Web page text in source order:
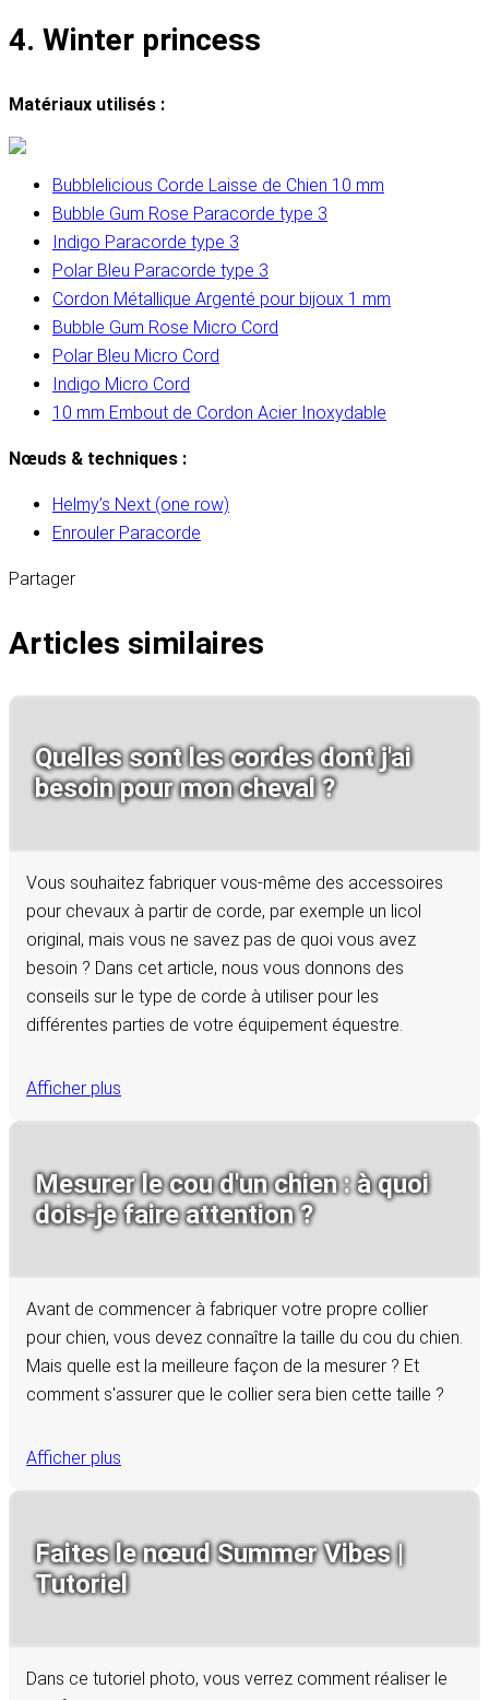
4. Winter princess
Matériaux utilisés :
Bubblelicious Corde Laisse de Chien 10 mm
Bubble Gum Rose Paracorde type 3
Indigo Paracorde type 3
Polar Bleu Paracorde type 3
Cordon Métallique Argenté pour bijoux 1 mm
Bubble Gum Rose Micro Cord
Polar Bleu Micro Cord
Indigo Micro Cord
10 mm Embout de Cordon Acier Inoxydable
Nœuds & techniques :
Helmy’s Next (one row)
Enrouler Paracorde
Partager
Articles similaires
Quelles sont les cordes dont j'ai
besoin pour mon cheval ?
Vous souhaitez fabriquer vous-même des accessoires
pour chevaux à partir de corde, par exemple un licol
original, mais vous ne savez pas de quoi vous avez
besoin ? Dans cet article, nous vous donnons des
conseils sur le type de corde à utiliser pour les
différentes parties de votre équipement équestre.
Afficher plus
Mesurer le cou d'un chien : à quoi
dois-je faire attention ?
Avant de commencer à fabriquer votre propre collier
pour chien, vous devez connaître la taille du cou du chien.
Mais quelle est la meilleure façon de la mesurer ? Et
comment s'assurer que le collier sera bien cette taille ?
Afficher plus
Faites le nœud Summer Vibes |
Tutoriel
Dans ce tutoriel photo, vous verrez comment réaliser le